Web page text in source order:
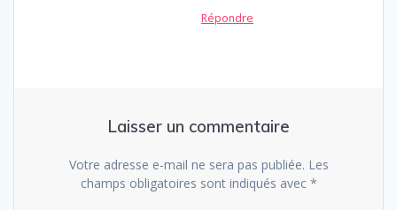
Répondre
Laisser un commentaire
Votre adresse e-mail ne sera pas publiée. Les
champs obligatoires sont indiqués avec *